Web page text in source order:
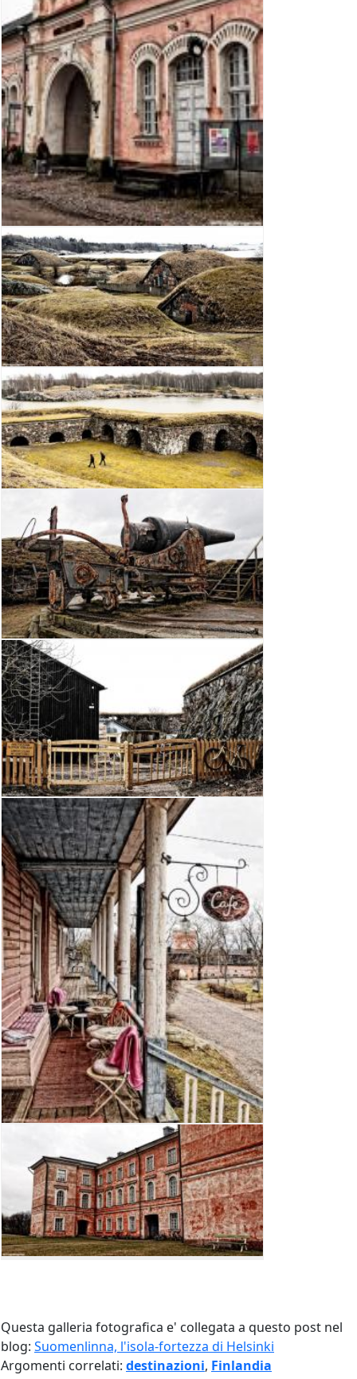
Questa galleria fotografica e' collegata a questo post nel
blog: Suomenlinna, l'isola-fortezza di Helsinki
Argomenti correlati: destinazioni, Finlandia